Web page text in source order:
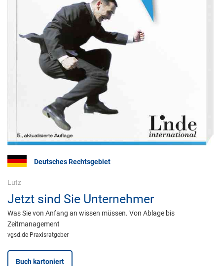
Deutsches Rechtsgebiet
Lutz
Jetzt sind Sie Unternehmer
Was Sie von Anfang an wissen müssen. Von Ablage bis
Zeitmanagement
vgsd.de Praxisratgeber
Buch kartoniert